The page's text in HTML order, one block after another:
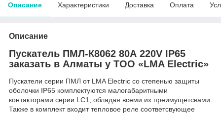
Описание Характеристики Доставка Оплата
Описание
Пускатель ПМЛ-К8062 80А 220V IP65
заказать в Алматы у ТОО «LMA Electric»
Пускатели серии ПМЛ от LMA Electric со степенью защиты
оболочки IP65 комплектуются малогабаритными
контакторами серии LC1, обладая всеми их преимущетсвами.
Также в комплект входит тепловое реле соответсвующее